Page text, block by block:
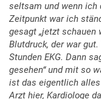
seltsam und wenn ich
Zeitpunkt war ich
gesagt „jetzt schauen
Blutdruck, der war
Stunden EKG. Dann
gesehen“ und mit so
ist das eigentlich
Arzt hier, Kardiologe